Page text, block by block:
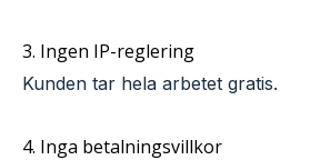
3. Ingen IP-reglering
Kunden tar hela arbetet gratis.
4. Inga betalningsvillkor